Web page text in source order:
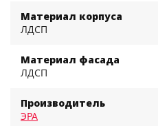
Материал корпуса
ЛДСП
Материал фасада
ЛДСП
Производитель
ЭРА